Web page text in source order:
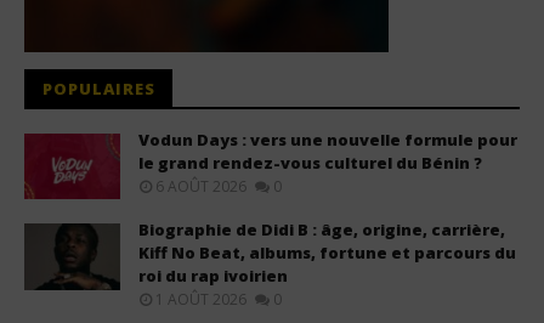
POPULAIRES
Vodun Days : vers une nouvelle formule pour
le grand rendez-vous culturel du Bénin ?
6 AOÛT 2026 0
Biographie de Didi B : âge, origine, carrière,
Kiff No Beat, albums, fortune et parcours du
roi du rap ivoirien
1 AOÛT 2026 0